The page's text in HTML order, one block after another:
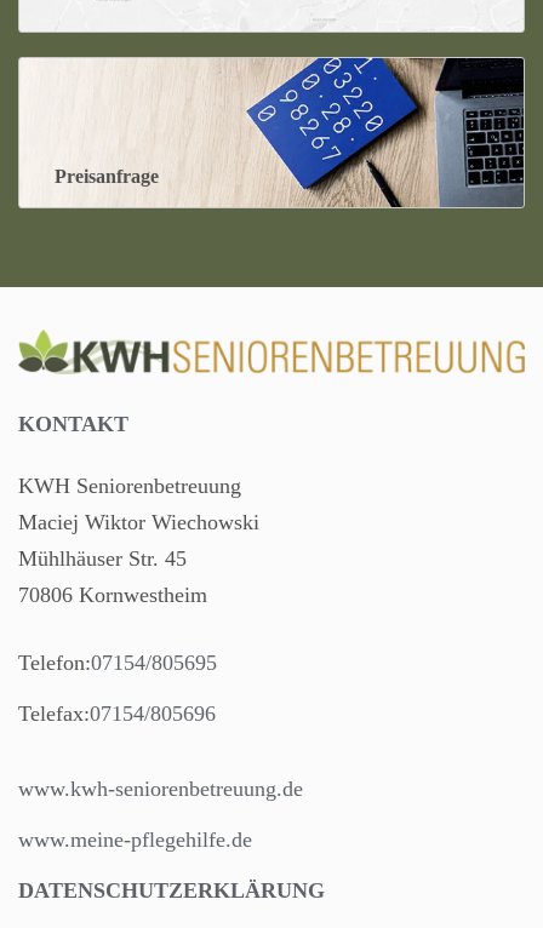
Preisanfrage
KONTAKT
KWH Seniorenbetreuung
Maciej Wiktor Wiechowski
Mühlhäuser Str. 45
70806 Kornwestheim
Telefon:07154/805695
Telefax:07154/805696
www.kwh-seniorenbetreuung.de
www.meine-pflegehilfe.de
DATENSCHUTZERKLÄRUNG